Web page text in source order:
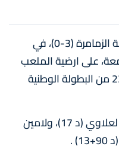
فاز الفتح الرياضي على ضيفه نهضة الزمامرة (3-0)، في
على ارضية الملعب
البلدي بالقنيطرة، برسم الدورة الـ23 من البطولة الوطنية
وسجل أهداف الفتح الرياضي رضا لعلاوي (د 17)، ولامين